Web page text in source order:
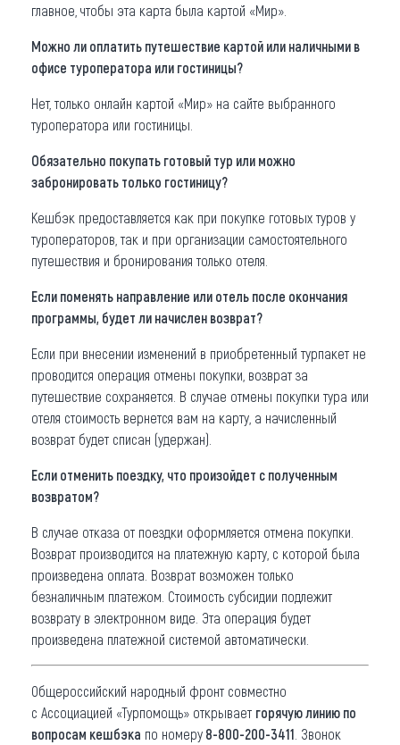
главное, чтобы эта карта была картой «Мир».
Можно ли оплатить путешествие картой или наличными в
офисе туроператора или гостиницы?
Нет, только онлайн картой «Мир» на сайте выбранного
туроператора или гостиницы.
Обязательно покупать готовый тур или можно
забронировать только гостиницу?
Кешбэк предоставляется как при покупке готовых туров у
туроператоров, так и при организации самостоятельного
путешествия и бронирования только отеля.
Если поменять направление или отель после окончания
программы, будет ли начислен возврат?
Если при внесении изменений в приобретенный турпакет не
проводится операция отмены покупки, возврат за
путешествие сохраняется. В случае отмены покупки тура или
отеля стоимость вернется вам на карту, а начисленный
возврат будет списан (удержан).
Если отменить поездку, что произойдет с полученным
возвратом?
В случае отказа от поездки оформляется отмена покупки.
Возврат производится на платежную карту, с которой была
произведена оплата. Возврат возможен только
безналичным платежом. Стоимость субсидии подлежит
возврату в электронном виде. Эта операция будет
произведена платежной системой автоматически.
Общероссийский народный фронт совместно
с Ассоциацией «Турпомощь» открывает горячую линию по
вопросам кешбэка по номеру 8-800-200-3411 . Звонок